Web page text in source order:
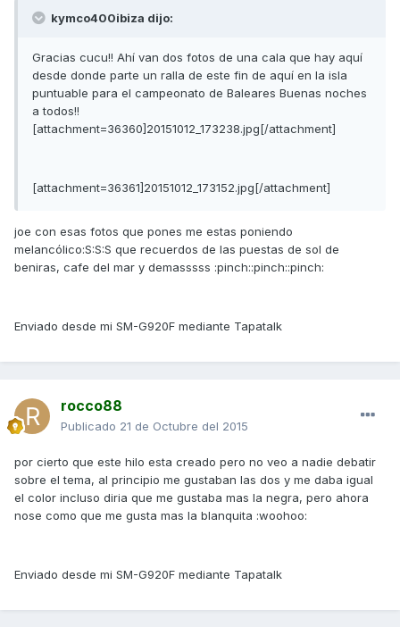
kymco400ibiza dijo:
Gracias cucu!! Ahí van dos fotos de una cala que hay aquí
desde donde parte un ralla de este fin de aquí en la isla
puntuable para el campeonato de Baleares Buenas noches
a todos!!
[attachment=36360]20151012_173238.jpg[/attachment]
[attachment=36361]20151012_173152.jpg[/attachment]
joe con esas fotos que pones me estas poniendo
melancólico:S:S:S que recuerdos de las puestas de sol de
beniras, cafe del mar y demasssss :pinch::pinch::pinch:
Enviado desde mi SM-G920F mediante Tapatalk
rocco88
Publicado 21 de Octubre del 2015
por cierto que este hilo esta creado pero no veo a nadie debatir
sobre el tema, al principio me gustaban las dos y me daba igual
el color incluso diria que me gustaba mas la negra, pero ahora
nose como que me gusta mas la blanquita :woohoo:
Enviado desde mi SM-G920F mediante Tapatalk